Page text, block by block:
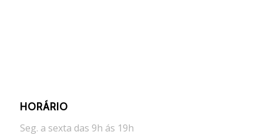
HORÁRIO
Seg. a sexta das 9h ás 19h